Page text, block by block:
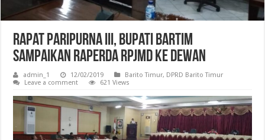
Rapat Paripurna III, Bupati Bartim
Sampaikan Raperda RPJMD ke Dewan
admin_1 12/02/2019 Barito Timur, DPRD Barito Timur
Leave a comment
621 Views